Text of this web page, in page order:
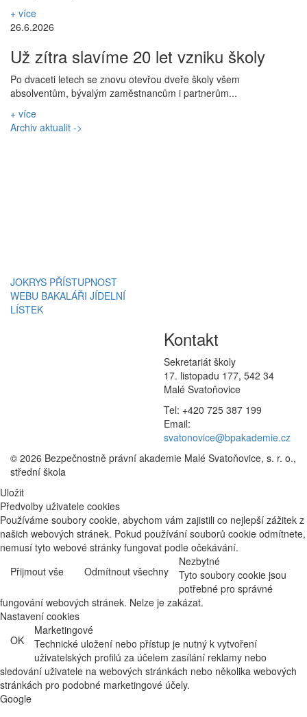
+ více
26.6.2026
Už zítra slavíme 20 let vzniku školy
Po dvaceti letech se znovu otevřou dveře školy všem
absolventům, bývalým zaměstnancům i partnerům...
+ více
Archiv aktualit ->
JOKRYS PŘÍSTUPNOST
WEBU BAKALÁŘI JÍDELNÍ
LÍSTEK
Kontakt
Sekretariát školy
17. listopadu 177, 542 34
Malé Svatoňovice
Tel: +420 725 387 199
Email:
svatonovice@bpakademie.cz
© 2026 Bezpečnostně právní akademie Malé Svatoňovice, s. r. o.,
střední škola
Uložit
Předvolby uživatele cookies
Používáme soubory cookie, abychom vám zajistili co nejlepší zážitek z
našich webových stránek. Pokud používání souborů cookie odmítnete,
nemusí tyto webové stránky fungovat podle očekávání.
Přijmout vše
Odmítnout všechny
Nezbytné
Tyto soubory cookie jsou
potřebné pro správné
fungování webových stránek. Nelze je zakázat.
Nastavení cookies
OK
Marketingové
Technické uložení nebo přístup je nutný k vytvoření
uživatelských profilů za účelem zasílání reklamy nebo
sledování uživatele na webových stránkách nebo několika webových
stránkách pro podobné marketingové účely.
Google